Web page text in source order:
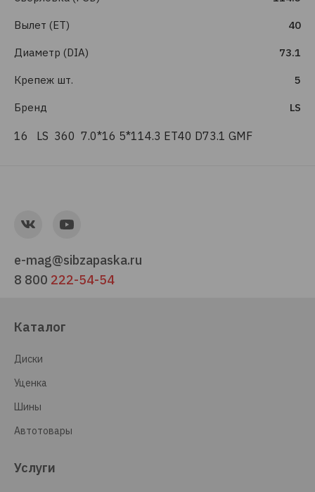
Вылет (ET) 40
Диаметр (DIA) 73.1
Крепеж шт. 5
Бренд LS
16 LS 360 7.0*16 5*114.3 ET40 D73.1 GMF
e-mag@sibzapaska.ru
8 800 222-54-54
Каталог
Диски
Уценка
Шины
Автотовары
Услуги